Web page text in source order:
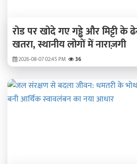
रोड पर खोदे गए गड्ढे और मिट्टी के
खतरा, स्थानीय लोगों में नाराज़गी
2026-08-07 02:45 PM 36